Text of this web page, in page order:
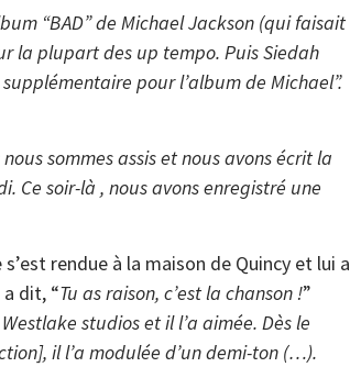
“BAD” de Michael Jackson (qui faisait
la plupart des up tempo. Puis Siedah
pour l’album de Michael”.
sommes assis et nous avons écrit la
Ce soir-là , nous avons enregistré une
rendue à la maison de Quincy et lui a
a dit, “Tu as raison, c’est la chanson !”
studios et il l’a aimée. Dès le
il l’a modulée d’un demi-ton (…).